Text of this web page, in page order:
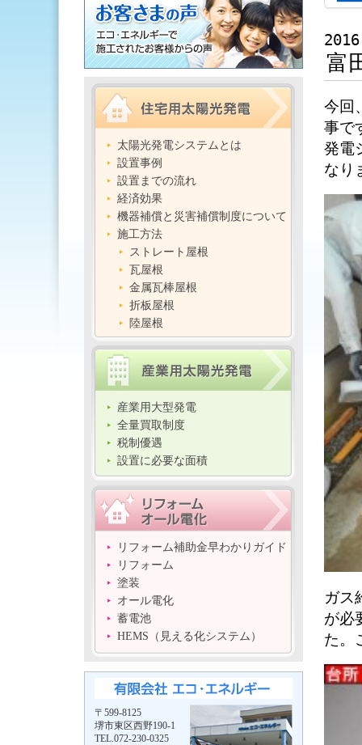
太陽光発電システムとは
設置事例
設置までの流れ
経済効果
機器補償と災害補償制度について
施工方法
ストレート屋根
瓦屋根
金属瓦棒屋根
折板屋根
陸屋根
産業用大型発電
全量買取制度
税制優遇
設置に必要な面積
リフォーム補助金早わかりガイド
リフォーム
塗装
オール電化
蓄電池
HEMS（見える化システム）
〒599-8125
堺市東区西野190-1
TEL.072-230-0325
富
今回
事で
発電
なり
ガス
が必
た。